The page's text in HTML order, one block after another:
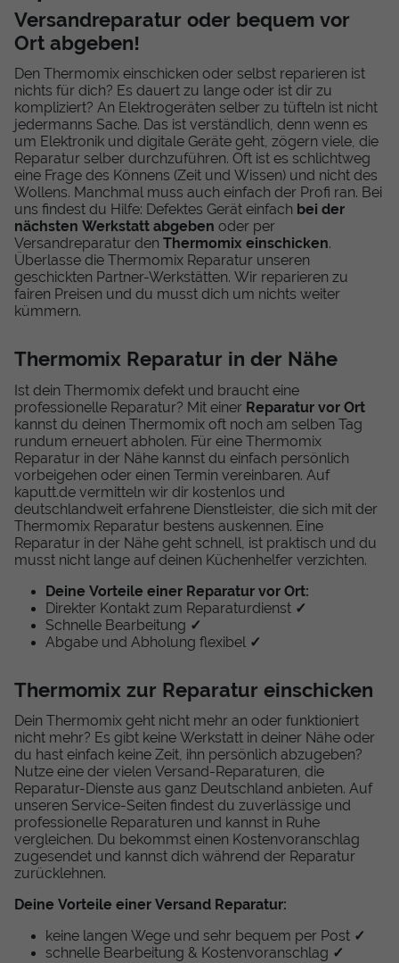
Versandreparatur oder bequem vor
Ort abgeben!
Den Thermomix einschicken oder selbst reparieren ist
nichts für dich? Es dauert zu lange oder ist dir zu
kompliziert? An Elektrogeräten selber zu tüfteln ist nicht
jedermanns Sache. Das ist verständlich, denn wenn es
um Elektronik und digitale Geräte geht, zögern viele, die
Reparatur selber durchzuführen. Oft ist es schlichtweg
eine Frage des Könnens (Zeit und Wissen) und nicht des
Wollens. Manchmal muss auch einfach der Profi ran. Bei
uns findest du Hilfe: Defektes Gerät einfach bei der
nächsten Werkstatt abgeben oder per
Versandreparatur den Thermomix einschicken.
Überlasse die Thermomix Reparatur unseren
geschickten Partner-Werkstätten. Wir reparieren zu
fairen Preisen und du musst dich um nichts weiter
kümmern.
Thermomix Reparatur in der Nähe
Ist dein Thermomix defekt und braucht eine
professionelle Reparatur? Mit einer Reparatur vor Ort
kannst du deinen Thermomix oft noch am selben Tag
rundum erneuert abholen. Für eine Thermomix
Reparatur in der Nähe kannst du einfach persönlich
vorbeigehen oder einen Termin vereinbaren. Auf
kaputt.de vermitteln wir dir kostenlos und
deutschlandweit erfahrene Dienstleister, die sich mit der
Thermomix Reparatur bestens auskennen. Eine
Reparatur in der Nähe geht schnell, ist praktisch und du
musst nicht lange auf deinen Küchenhelfer verzichten.
Deine Vorteile einer Reparatur vor Ort:
Direkter Kontakt zum Reparaturdienst ✓
Schnelle Bearbeitung ✓
Abgabe und Abholung flexibel ✓
Thermomix zur Reparatur einschicken
Dein Thermomix geht nicht mehr an oder funktioniert
nicht mehr? Es gibt keine Werkstatt in deiner Nähe oder
du hast einfach keine Zeit, ihn persönlich abzugeben?
Nutze eine der vielen Versand-Reparaturen, die
Reparatur-Dienste aus ganz Deutschland anbieten. Auf
unseren Service-Seiten findest du zuverlässige und
professionelle Reparaturen und kannst in Ruhe
vergleichen. Du bekommst einen Kostenvoranschlag
zugesendet und kannst dich während der Reparatur
zurücklehnen.
Deine Vorteile einer Versand Reparatur:
keine langen Wege und sehr bequem per Post ✓
schnelle Bearbeitung & Kostenvoranschlag ✓